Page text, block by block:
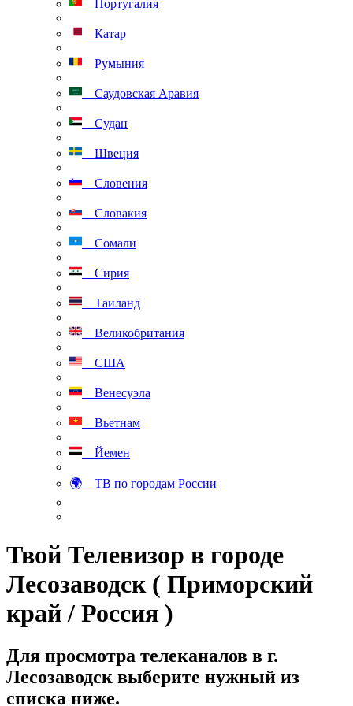
Португалия
Катар
Румыния
Саудовская Аравия
Судан
Швеция
Словения
Словакия
Сомали
Сирия
Таиланд
Великобритания
США
Венесуэла
Вьетнам
Йемен
🌍 ТВ по городам России
Твой Телевизор в городе
Лесозаводск ( Приморский
край / Россия )
Для просмотра телеканалов в г.
Лесозаводск выберите нужный из
списка ниже.